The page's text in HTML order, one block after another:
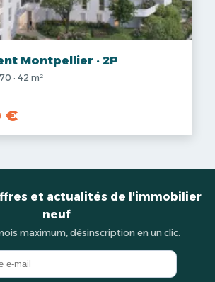
Montpellier · 2P
· 42 m²
€
et actualités de l'immobilier
neuf
maximum, désinscription en un clic.